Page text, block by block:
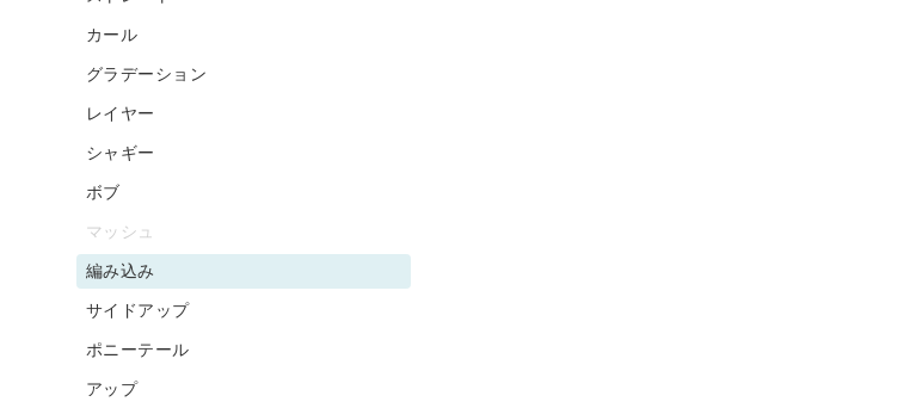
カール
グラデーション
レイヤー
シャギー
ボブ
マッシュ
編み込み
サイドアップ
ポニーテール
アップ